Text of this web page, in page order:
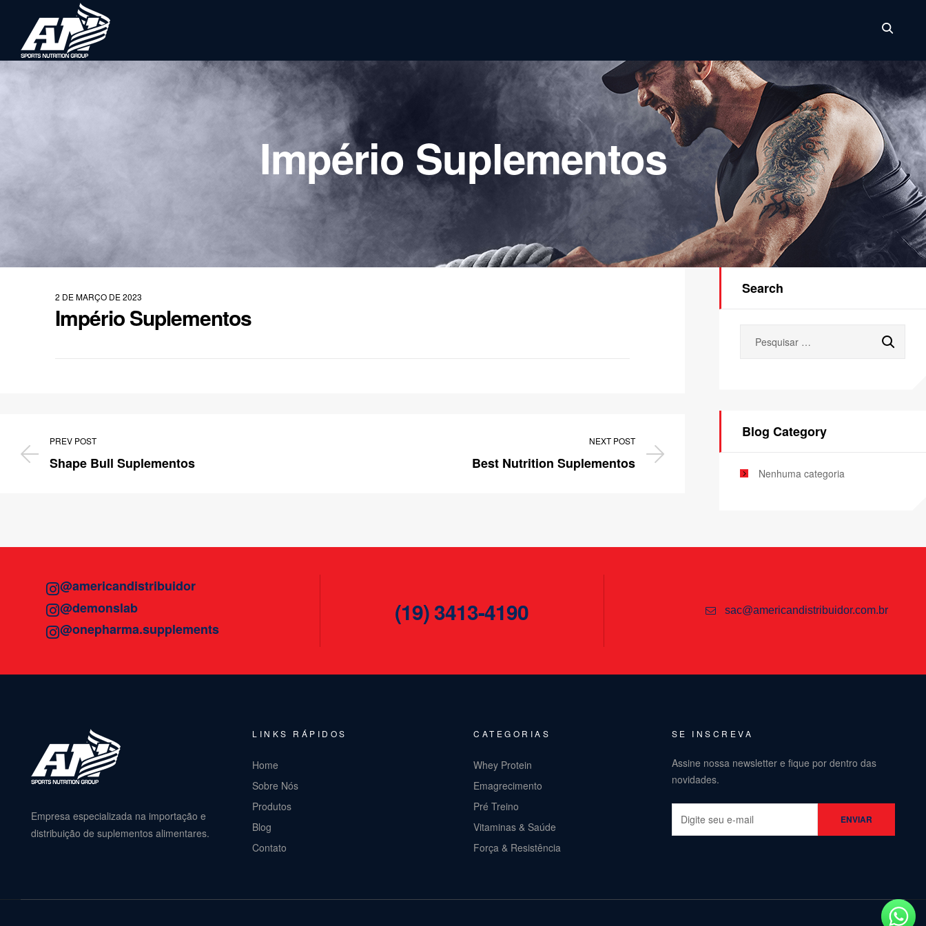
Império Suplementos
2 DE MARÇO DE 2023
Império Suplementos
PREV POST
Shape Bull Suplementos
NEXT POST
Best Nutrition Suplementos
Search
Blog Category
Nenhuma categoria
@americandistribuidor
@demonslab
@onepharma.supplements
(19) 3413-4190 sac@americandistribuidor.com.br
Empresa especializada na importação e
distribuição de suplementos alimentares.
LINKS RÁPIDOS
Home
Sobre Nós
Produtos
Blog
Contato
CATEGORIAS
Whey Protein
Emagrecimento
Pré Treino
Vitaminas & Saúde
Força & Resistência
SE INSCREVA
Assine nossa newsletter e fique por dentro das
novidades.